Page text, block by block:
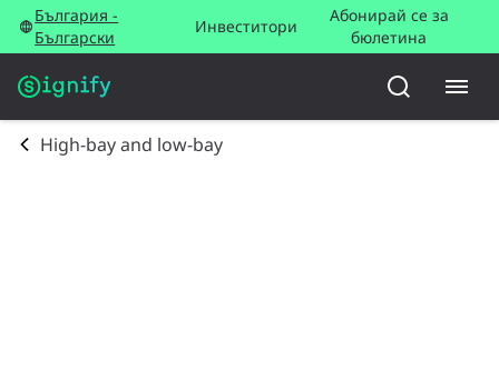
България -
Български
Инвеститори
Абонирай се за
бюлетина
High-bay and low-bay